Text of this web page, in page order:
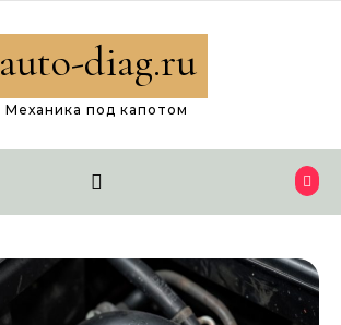
auto-diag.ru
Механика под капотом